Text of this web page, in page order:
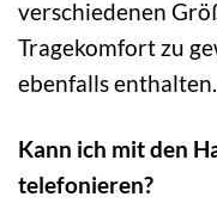
verschiedenen
Tragekomfort zu
ebenfalls enthalten.
Kann ich mit den
telefonieren?